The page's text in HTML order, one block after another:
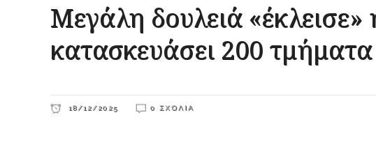
Μεγάλη δουλειά
κατασκευάσει 200
18/12/2025 0 ΣΧΌΛΙΑ